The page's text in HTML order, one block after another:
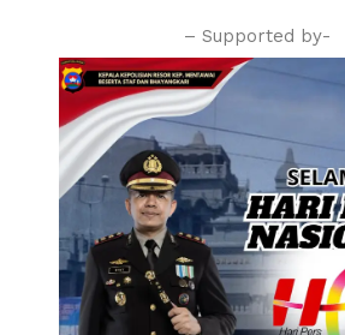
– Supported by-